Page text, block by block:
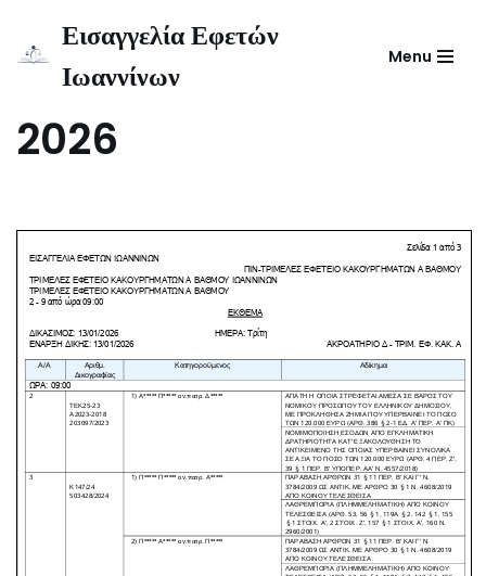
Μεταπηδήστε
Εισαγγελία Εφετών
Ιωαννίνων
Menu
Έκθεμα ΤΕΚ Α΄ 13-01-
2026